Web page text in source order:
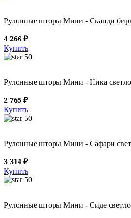
Рулонные шторы Мини - Сканди
4 266 ₽
Купить
50
Рулонные шторы Мини - Ника
2 765 ₽
Купить
50
Рулонные шторы Мини - Сафари
3 314 ₽
Купить
50
Рулонные шторы Мини - Сиде